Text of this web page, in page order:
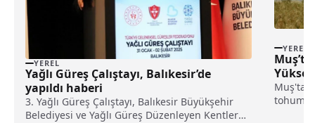
YEREL
Yağlı Güreş Çalıştayı, Balıkesir’de
yapıldı haberi
3. Yağlı Güreş Çalıştayı, Balıkesir Büyükşehir
Belediyesi ve Yağlı Güreş Düzenleyen Kentler
YEREL
Muş'ta
tohumu